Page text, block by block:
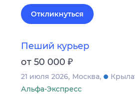
Откликнуться
Пеший курьер
от 50 000 ₽
21 июля 2026 Москва
Альфа-Экспресс